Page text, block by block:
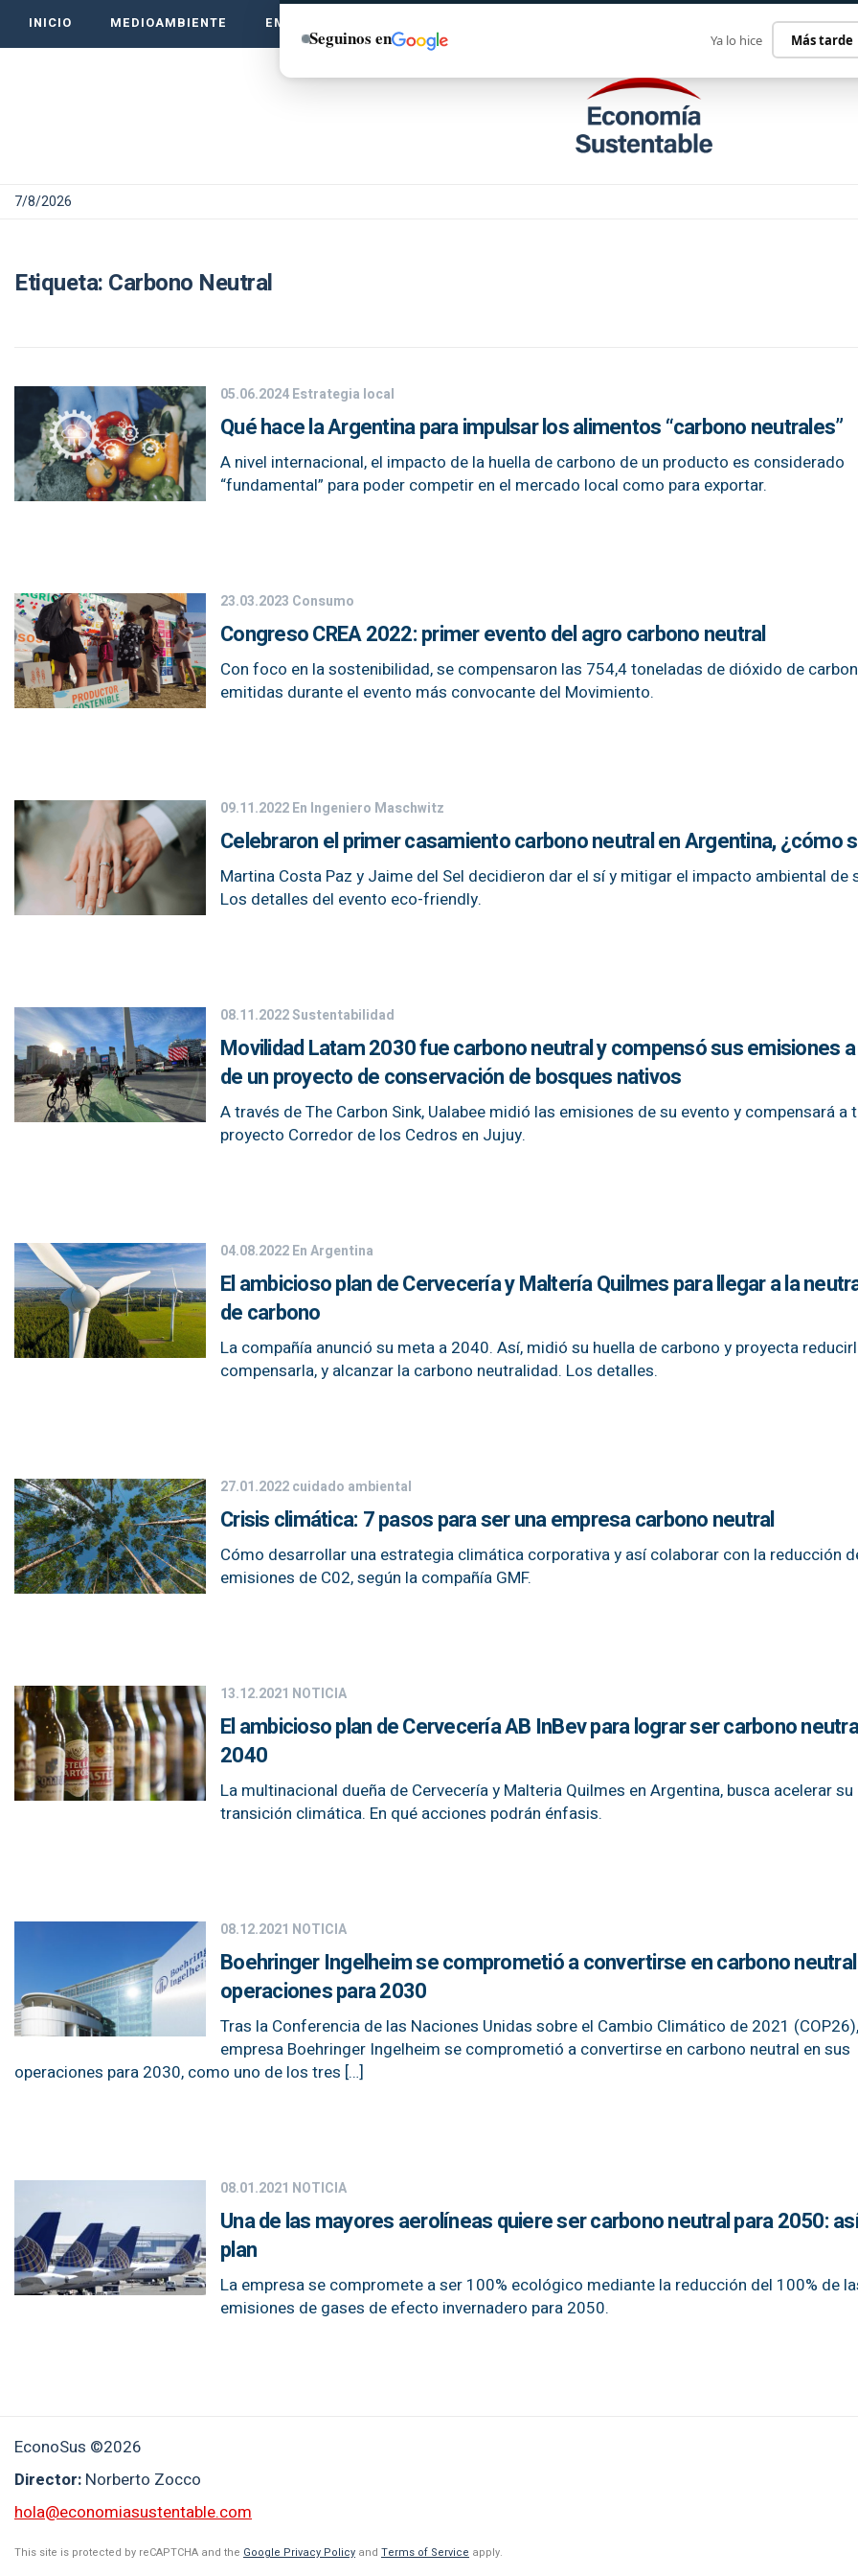
INICIO MEDIOAMBIENTE EMPRENDE VERDE
7/8/2026
Etiqueta: Carbono Neutral
05.06.2024Estrategia local
Qué hace la Argentina para impulsar los alimentos “carbono neutrales”
A nivel internacional, el impacto de la huella de carbono de un producto es considerado
“fundamental” para poder competir en el mercado local como para exportar.
23.03.2023 Consumo
Congreso CREA 2022: primer evento del agro carbono neutral
Con foco en la sostenibilidad, se compensaron las 754,4 toneladas de dióxido de
emitidas durante el evento más convocante del Movimiento.
09.11.2022En Ingeniero Maschwitz
Celebraron el primer casamiento carbono neutral en Argentina, ¿cómo
Martina Costa Paz y Jaime del Sel decidieron dar el sí y mitigar el impacto ambiental de
Los detalles del evento eco-friendly.
08.11.2022Sustentabilidad
Movilidad Latam 2030 fue carbono neutral y compensó sus emisiones
de un proyecto de conservación de bosques nativos
A través de The Carbon Sink, Ualabee midió las emisiones de su evento y compensará a
proyecto Corredor de los Cedros en Jujuy.
04.08.2022En Argentina
El ambicioso plan de Cervecería y Maltería Quilmes para llegar a la
de carbono
La compañía anunció su meta a 2040. Así, midió su huella de carbono y proyecta
compensarla, y alcanzar la carbono neutralidad. Los detalles.
27.01.2022cuidado ambiental
Crisis climática: 7 pasos para ser una empresa carbono neutral
Cómo desarrollar una estrategia climática corporativa y así colaborar con la reducción
emisiones de C02, según la compañía GMF.
13.12.2021 NOTICIA
El ambicioso plan de Cervecería AB InBev para lograr ser carbono
2040
La multinacional dueña de Cervecería y Malteria Quilmes en Argentina, busca acelerar su
transición climática. En qué acciones podrán énfasis.
08.12.2021 NOTICIA
Boehringer Ingelheim se comprometió a convertirse en carbono
operaciones para 2030
Tras la Conferencia de las Naciones Unidas sobre el Cambio Climático de 2021
empresa Boehringer Ingelheim se comprometió a convertirse en carbono neutral en sus
operaciones para 2030, como uno de los tres […]
08.01.2021 NOTICIA
Una de las mayores aerolíneas quiere ser carbono neutral para 2050:
plan
La empresa se compromete a ser 100% ecológico mediante la reducción del 100% de
emisiones de gases de efecto invernadero para 2050.
EconoSus ©2026
Director: Norberto Zocco
hola@economiasustentable.com
This site is protected by reCAPTCHA and the Google Privacy Policy and Terms of Service apply.
Seguinos en Ya lo hice Más tarde